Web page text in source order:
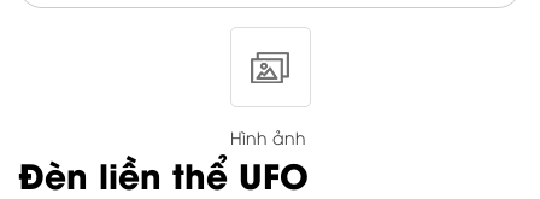
Hình ảnh
Đèn liền thể UFO
Đèn liền thể UFO BMUF600